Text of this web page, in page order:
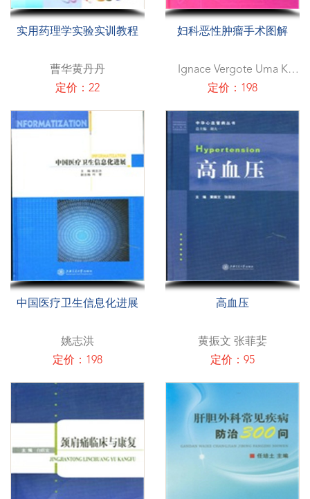
实用药理学实验实训教程
曹华黄丹丹
定价：22
妇科恶性肿瘤手术图解
Ignace Vergote Uma K
Devi
定价：198
中国医疗卫生信息化进展
姚志洪
定价：198
高血压
黄振文 张菲婓
定价：95